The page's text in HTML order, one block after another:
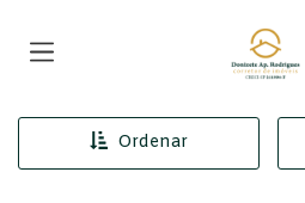
Ordenar